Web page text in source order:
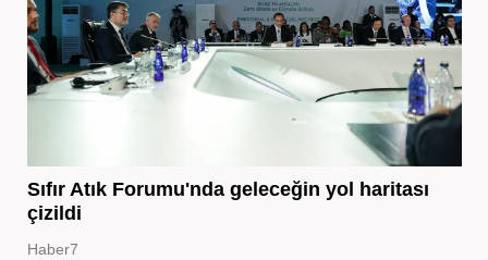
Sıfır Atık Forumu'nda geleceğin yol haritası
çizildi
Haber7